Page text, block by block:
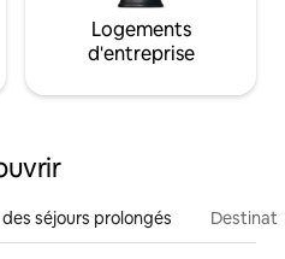
Logements
d'entreprise
séjours prolongés